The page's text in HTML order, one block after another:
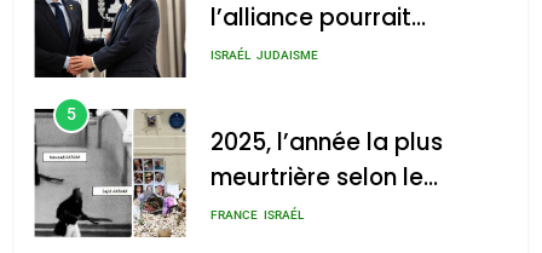
2025, l’année la plus
meurtrière selon le rapport
l’antisémitisme
admin 0
l’alliance pourrait
s’étendre à 13 pays
ISRAÉL JUDAISME
5
2025, l’année la plus
meurtrière selon le
rapport d’ADL contre
FRANCE ISRAÉL